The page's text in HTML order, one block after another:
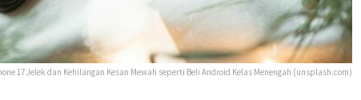
17 Jelek dan Kehilangan Kesan Mewah seperti Beli Android Kelas Menengah (unsplash.com)